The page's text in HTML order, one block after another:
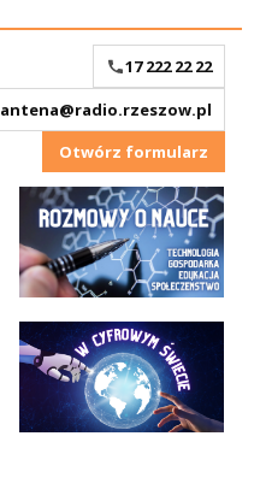
17 222 22 22
antena@radio.rzeszow.pl
Otwórz formularz